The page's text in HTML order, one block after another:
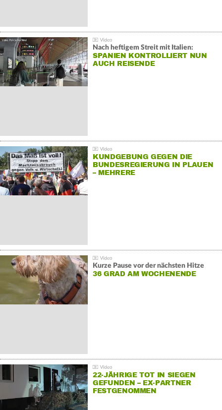
Nach heftigem Streit mit Italien:
SPANIEN KONTROLLIERT NUN
AUCH REISENDE
KUNDGEBUNG GEGEN DIE
BUNDESREGIERUNG IN PLAUEN
– MEHRERE
Kurze Pause vor der nächsten Hitze
36 GRAD AM WOCHENENDE
22-JÄHRIGE TOT IN SIEGEN
GEFUNDEN – EX-PARTNER
FESTGENOMMEN